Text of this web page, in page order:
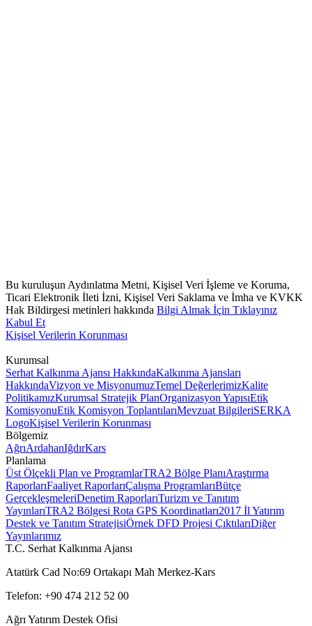
Bu kuruluşun Aydınlatma Metni, Kişisel Veri İşleme ve Koruma,
Ticari Elektronik İleti İzni, Kişisel Veri Saklama ve İmha ve KVKK
Hak Bildirgesi metinleri hakkında Bilgi Almak İçin Tıklayınız
Kabul Et
Kişisel Verilerin Korunması
Kurumsal
Serhat Kalkınma Ajansı HakkındaKalkınma Ajansları
HakkındaVizyon ve MisyonumuzTemel DeğerlerimizKalite
PolitikamızKurumsal Stratejik PlanOrganizasyon YapısıEtik
KomisyonuEtik Komisyon ToplantılarıMevzuat BilgileriSERKA
LogoKişisel Verilerin Korunması
Bölgemiz
AğrıArdahanIğdırKars
Planlama
Üst Ölçekli Plan ve ProgramlarTRA2 Bölge PlanıAraştırma
RaporlarıFaaliyet RaporlarıÇalışma ProgramlarıBütçe
GerçekleşmeleriDenetim RaporlarıTurizm ve Tanıtım
YayınlarıTRA2 Bölgesi Rota GPS Koordinatları2017 İl Yatırım
Destek ve Tanıtım StratejisiÖrnek DFD Projesi ÇıktılarıDiğer
Yayınlarımız
T.C. Serhat Kalkınma Ajansı
Atatürk Cad No:69 Ortakapı Mah Merkez-Kars
Telefon: +90 474 212 52 00
Ağrı Yatırım Destek Ofisi